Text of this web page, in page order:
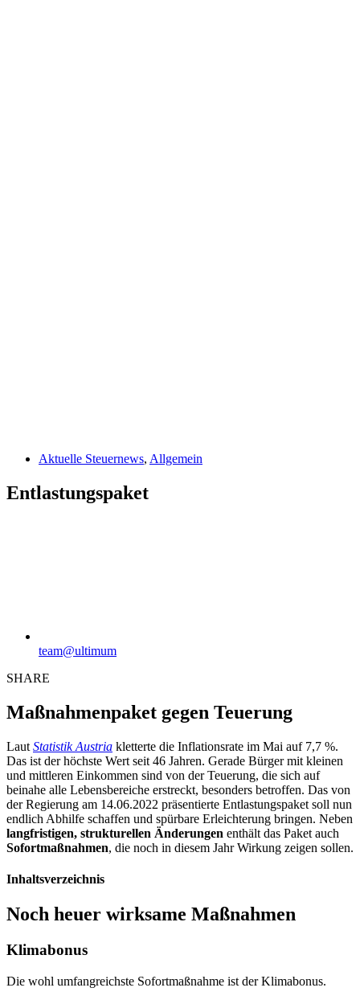
Aktuelle Steuernews, Allgemein
Entlastungspaket
team@ultimum
SHARE
Maßnahmenpaket gegen Teuerung
Laut Statistik Austria kletterte die Inflationsrate im Mai auf 7,7 %.
Das ist der höchste Wert seit 46 Jahren. Gerade Bürger mit kleinen
und mittleren Einkommen sind von der Teuerung, die sich auf
beinahe alle Lebensbereiche erstreckt, besonders betroffen. Das von
der Regierung am 14.06.2022 präsentierte Entlastungspaket soll nun
endlich Abhilfe schaffen und spürbare Erleichterung bringen. Neben
langfristigen, strukturellen Änderungen enthält das Paket auch
Sofortmaßnahmen, die noch in diesem Jahr Wirkung zeigen sollen.
Inhaltsverzeichnis
Noch heuer wirksame Maßnahmen
Klimabonus
Die wohl umfangreichste Sofortmaßnahme ist der Klimabonus.